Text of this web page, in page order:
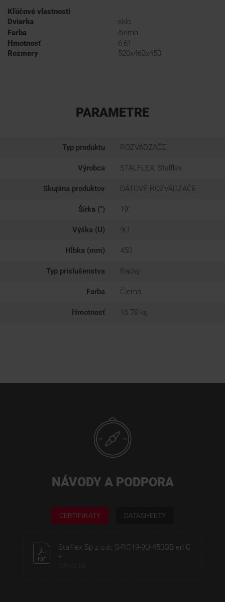
Kľúčové vlastnosti
Dvierka
sklo
Farba
čierna
Hmotnosť
6,61
Rozmery
520x463x450
PARAMETRE
Typ produktu ROZVÁDZAČE
Výrobca STALFLEX, Stalflex
Skupina produktov DÁTOVÉ ROZVÁDZAČE
Šírka (") 19"
Výška (U) 9U
Hĺbka (mm) 450
Typ príslušenstva Racky
Farba Čierna
Hmotnosť 16.78 kg
NÁVODY A PODPORA
CERTIFIKÁTY DATASHEETY
Stalflex Sp z o.o. S-RC19-9U-450GB en C
E